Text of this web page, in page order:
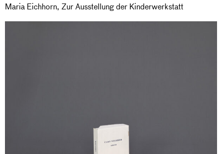
Maria Eichhorn, Zur Ausstellung der Kinderwerkstatt